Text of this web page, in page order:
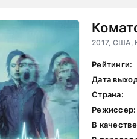
Рейтинги:
Дата
Страна:
Режиссер:
В